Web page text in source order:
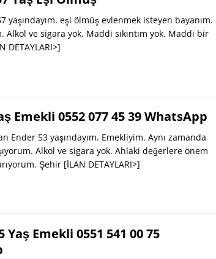
yaşındayım. eşi ölmüş evlenmek isteyen bayanım.
ve sigara yok. Maddi sıkıntım yok. Maddi bir
DETAYLARI>]
Emekli 0552 077 45 39 WhatsApp
Ender 53 yaşındayım. Emekliyim. Aynı zamanda
Alkol ve sigara yok. Ahlaki değerlere önem
Şehir [İLAN DETAYLARI>]
Yaş Emekli 0551 541 00 75